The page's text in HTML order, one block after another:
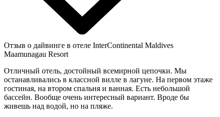
Отзыв о дайвинге в отеле InterContinental Maldives
Maamunagau Resort
Отличный отель, достойный всемирной цепочки. Мы
останавливались в классной вилле в лагуне. На первом этаже
гостиная, на втором спальня и ванная. Есть небольшой
бассейн. Вообще очень интересный вариант. Вроде бы
живешь над водой, но на пляже.